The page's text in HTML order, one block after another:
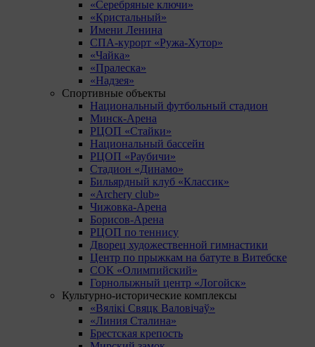
«Серебряные ключи»
«Кристальный»
Имени Ленина
СПА-курорт «Ружа-Хутор»
«Чайка»
«Пралеска»
«Надзея»
Спортивные объекты
Национальный футбольный стадион
Минск-Арена
РЦОП «Стайки»
Национальный бассейн
РЦОП «Раубичи»
Стадион «Динамо»
Бильярдный клуб «Классик»
«Archery club»
Чижовка-Арена
Борисов-Арена
РЦОП по теннису
Дворец художественной гимнастики
Центр по прыжкам на батуте в Витебске
СОК «Олимпийский»
Горнолыжный центр «Логойск»
Культурно-исторические комплексы
«Вялікі Свяцк Валовічаў»
«Линия Сталина»
Брестская крепость